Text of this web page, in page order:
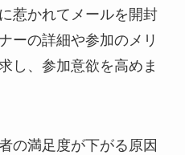
惹かれてメールを開封
ーの詳細や参加のメリ
し、参加意欲を高めま
の満足度が下がる原因